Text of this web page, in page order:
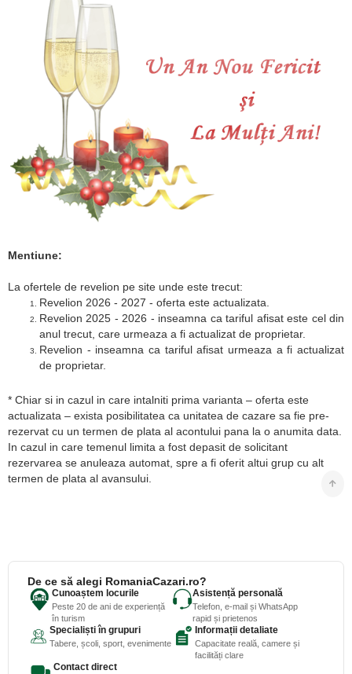
Mentiune:
La ofertele de revelion pe site unde este trecut:
Revelion 2026 - 2027 - oferta este actualizata.
Revelion 2025 - 2026 - inseamna ca tariful afisat este cel din
anul trecut, care urmeaza a fi actualizat de proprietar.
Revelion - inseamna ca tariful afisat urmeaza a fi actualizat
de proprietar.
* Chiar si in cazul in care intalniti prima varianta – oferta este
actualizata – exista posibilitatea ca unitatea de cazare sa fie pre-
rezervat cu un termen de plata al acontului pana la o anumita data.
In cazul in care temenul limita a fost depasit de solicitant
rezervarea se anuleaza automat, spre a fi oferit altui grup cu alt
termen de plata al avansului.
De ce să alegi RomaniaCazari.ro?
Cunoaștem locurile
Peste 20 de ani de experiență
în turism
Asistență personală
Telefon, e-mail și WhatsApp
rapid și prietenos
Specialiști în grupuri
Tabere, școli, sport, evenimente
Informații detaliate
Capacitate reală, camere și
facilități clare
Contact direct